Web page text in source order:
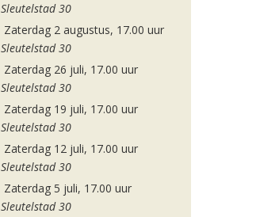
Sleutelstad 30
Zaterdag 2 augustus, 17.00 uur
Sleutelstad 30
Zaterdag 26 juli, 17.00 uur
Sleutelstad 30
Zaterdag 19 juli, 17.00 uur
Sleutelstad 30
Zaterdag 12 juli, 17.00 uur
Sleutelstad 30
Zaterdag 5 juli, 17.00 uur
Sleutelstad 30